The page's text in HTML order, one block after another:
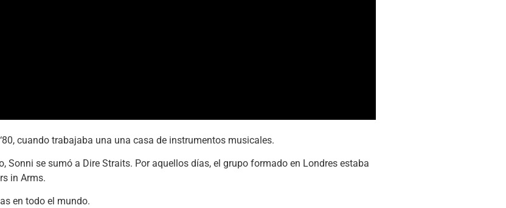
cuando trabajaba una una casa de instrumentos musicales.
Sonni se sumó a Dire Straits. Por aquellos días, el grupo formado en Londres estaba
in Arms.
en todo el mundo.